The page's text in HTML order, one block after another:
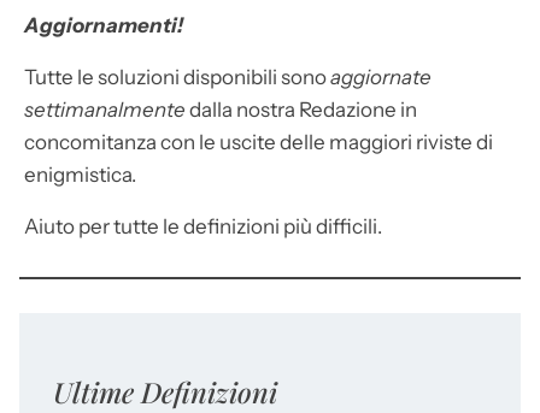
Aggiornamenti!
Tutte le soluzioni disponibili sonoaggiornate
settimanalmente dalla nostra Redazione in
concomitanza con le uscite delle maggiori riviste di
enigmistica.
Aiuto per tutte le definizioni più difficili.
Ultime Definizioni